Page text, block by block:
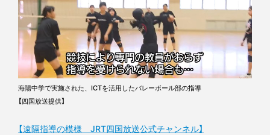
海陽中学で実施された、ICTを活用したバレーボール部の指導
【四国放送提供】
【遠隔指導の模様 JRT四国放送公式チャンネル】